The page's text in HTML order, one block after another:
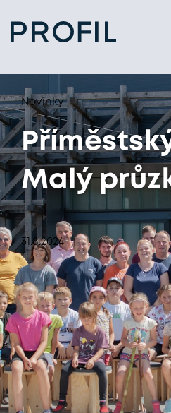
Novinky
Malý
31.8.2024